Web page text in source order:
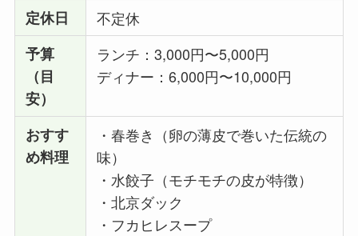
定休日
不定休
予算
（目
安）
ランチ：3,000円〜5,000円
ディナー：6,000円〜10,000円
おすす
め料理
・春巻き（卵の薄皮で巻いた伝統の
味）
・水餃子（モチモチの皮が特徴）
・北京ダック
・フカヒレスープ